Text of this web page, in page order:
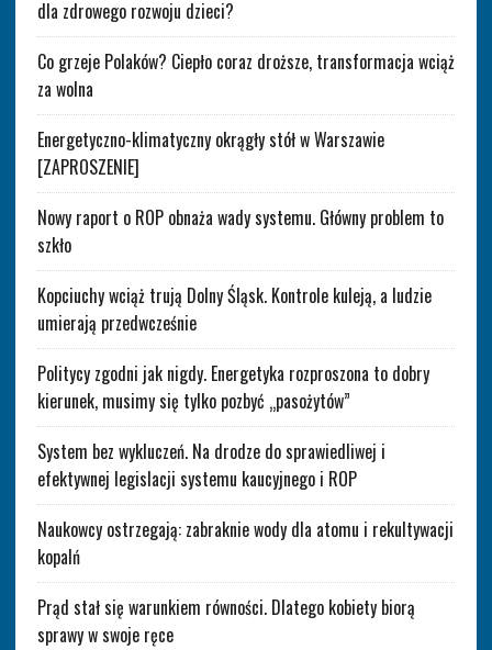
dla zdrowego rozwoju dzieci?
Co grzeje Polaków? Ciepło coraz droższe, transformacja wciąż
za wolna
Energetyczno-klimatyczny okrągły stół w Warszawie
[ZAPROSZENIE]
Nowy raport o ROP obnaża wady systemu. Główny problem to
szkło
Kopciuchy wciąż trują Dolny Śląsk. Kontrole kuleją, a ludzie
umierają przedwcześnie
Politycy zgodni jak nigdy. Energetyka rozproszona to dobry
kierunek, musimy się tylko pozbyć „pasożytów”
System bez wykluczeń. Na drodze do sprawiedliwej i
efektywnej legislacji systemu kaucyjnego i ROP
Naukowcy ostrzegają: zabraknie wody dla atomu i rekultywacji
kopalń
Prąd stał się warunkiem równości. Dlatego kobiety biorą
sprawy w swoje ręce